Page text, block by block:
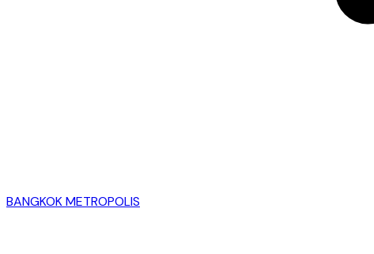
BANGKOK METROPOLIS